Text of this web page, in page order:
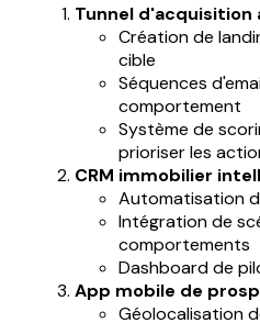
Tunnel d'acquisition
Création de
cible
Séquences
comportement
Système de
prioriser les
CRM immobilier
Automatisation
Intégration de
comportements
Dashboard de
App mobile de
Géolocalisation